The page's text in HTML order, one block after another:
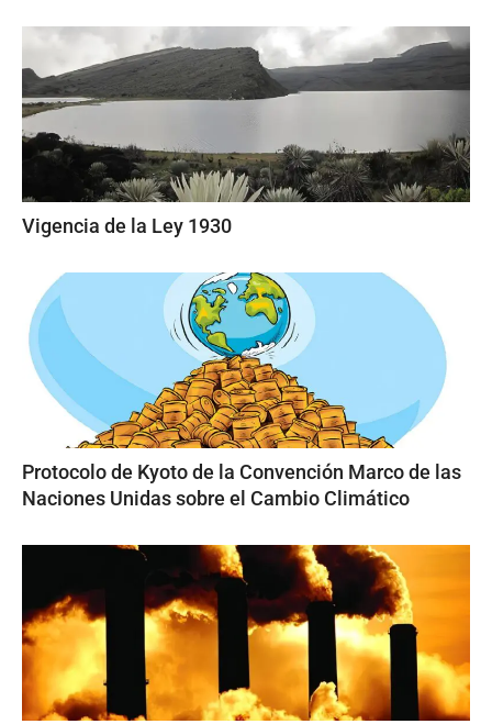
Vigencia de la Ley 1930
Protocolo de Kyoto de la Convención Marco de las
Naciones Unidas sobre el Cambio Climático